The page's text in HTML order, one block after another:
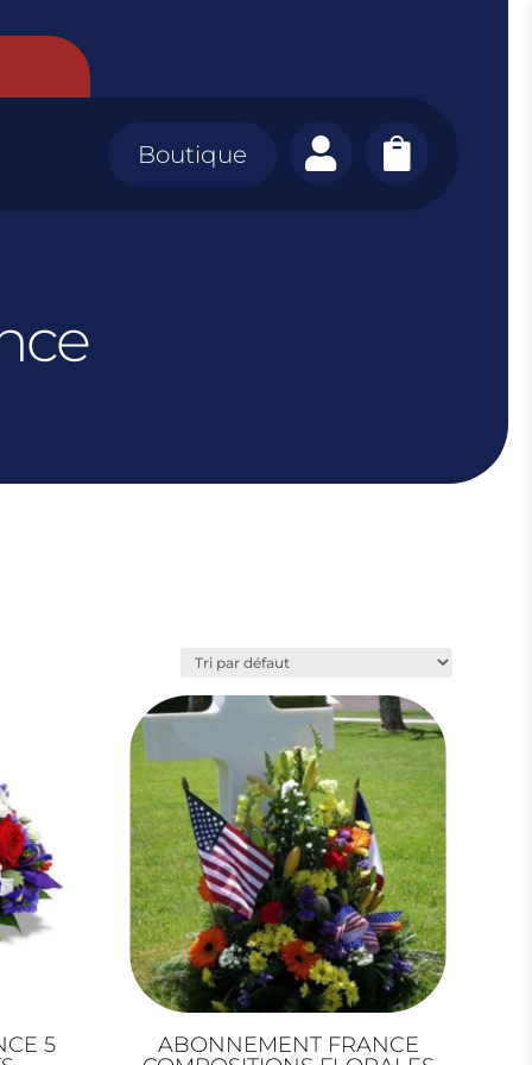
Boutique  
5
ABONNEMENT FRANCE